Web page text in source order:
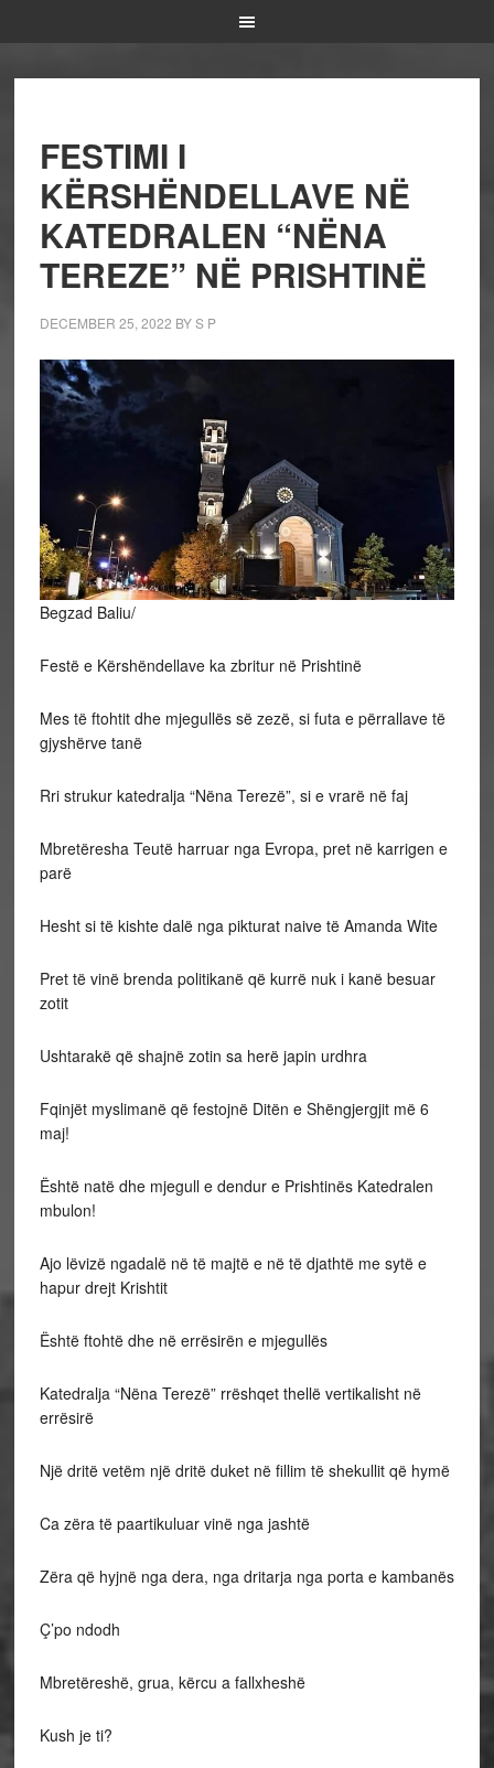
FESTIMI I
KËRSHËNDELLAVE NË
KATEDRALEN “NËNA
TEREZE” NË PRISHTINË
DECEMBER 25, 2022 BYS P
Begzad Baliu/
Festë e Kërshëndellave ka zbritur në Prishtinë
Mes të ftohtit dhe mjegullës së zezë, si futa e përrallave të
gjyshërve tanë
Rri strukur katedralja “Nëna Terezë”, si e vrarë në faj
Mbretëresha Teutë harruar nga Evropa, pret në karrigen e
parë
Hesht si të kishte dalë nga pikturat naive të Amanda Wite
Pret të vinë brenda politikanë që kurrë nuk i kanë besuar
zotit
Ushtarakë që shajnë zotin sa herë japin urdhra
Fqinjët myslimanë që festojnë Ditën e Shëngjergjit më 6
maj!
Është natë dhe mjegull e dendur e Prishtinës Katedralen
mbulon!
Ajo lëvizë ngadalë në të majtë e në të djathtë me sytë e
hapur drejt Krishtit
Është ftohtë dhe në errësirën e mjegullës
Katedralja “Nëna Terezë” rrëshqet thellë vertikalisht në
errësirë
Një dritë vetëm një dritë duket në fillim të shekullit që hymë
Ca zëra të paartikuluar vinë nga jashtë
Zëra që hyjnë nga dera, nga dritarja nga porta e kambanës
Ç’po ndodh
Mbretëreshë, grua, kërcu a fallxheshë
Kush je ti?